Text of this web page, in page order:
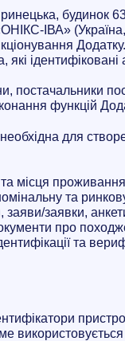
ІВА»
постачальники
функцій
для
та
заявки,
про
та